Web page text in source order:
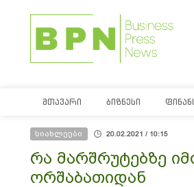
ᲛᲗᲐᲕᲐᲠᲘ ᲑᲘᲖᲜᲔᲡᲘ
სიახლეები 20.02.2021 / 10:15
რა მარშრუტებზე
ორშაბათიდან